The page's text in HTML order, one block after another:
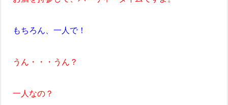
もちろん、一人で！
うん・・・うん？
一人なの？